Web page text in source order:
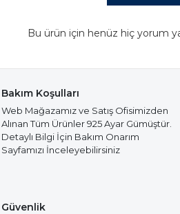
Bu ürün için henüz hiç yorum
Bakım Koşulları
Web Mağazamız ve Satış Ofisimizden
Alınan Tüm Ürünler 925 Ayar Gümüştür.
Detaylı Bilgi İçin Bakım Onarım
Sayfamızı İnceleyebilirsiniz
Güvenlik